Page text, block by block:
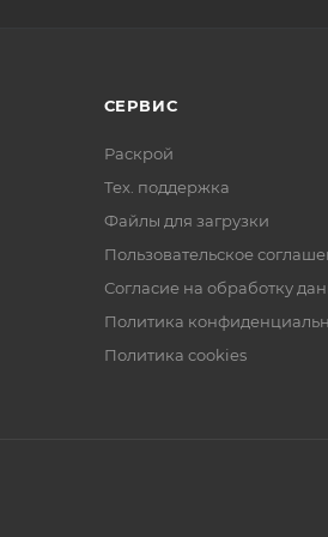
СЕРВИС
Раскрой
Тех. поддержка
Файлы для загрузки
Пользовательское
Согласие на обработку
Политика
Политика cookies